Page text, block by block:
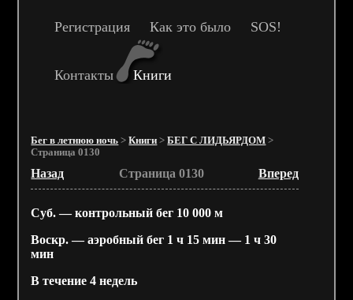
Регистрация Как это было SOS!
Контакты Книги
Бег в летнюю ночь >Книги >БЕГ С ЛИДЬЯРДОМ >
Страница 0130
Назад Страница 0130 Вперед
Суб. — контрольный бег 10 000 м
Воскр. — аэробный бег 1 ч 15 мин — 1 ч 30
мин
В течение 4 недель